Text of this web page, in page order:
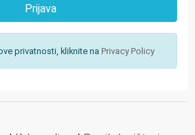
Prijava
privatnosti, kliknite na Privacy Policy